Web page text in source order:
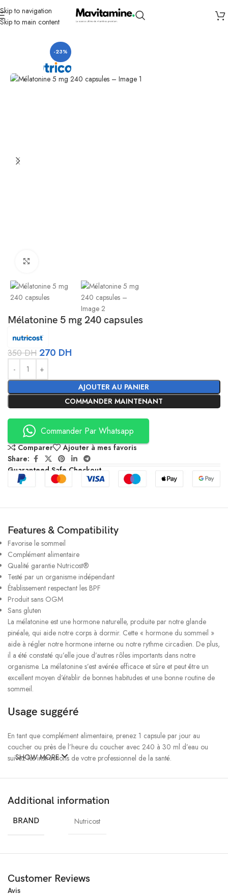
Skip to navigation
Skip to main content
Accueil Compléments
-23%
Mélatonine 5 mg 240 capsules
350DH 270 DH
AJOUTER AU PANIER
COMMANDER MAINTENANT
Alternative:
Commander Par Whatsapp
Comparer
Ajouter à mes favoris
Share:
Guaranteed Safe Checkout
Features & Compatibility
Favorise le sommeil
Complément alimentaire
Qualité garantie Nutricost®
Testé par un organisme indépendant
Établissement respectant les BPF
Produit sans OGM
Sans gluten
La mélatonine est une hormone naturelle, produite par notre glande
pinéale, qui aide notre corps à dormir. Cette « hormone du sommeil »
aide à régler notre hormone interne ou notre rythme circadien. De plus,
il a été constaté qu’elle joue d’autres rôles importants dans notre
organisme. La mélatonine s’est avérée efficace et sûre et peut être un
excellent moyen d’établir de bonnes habitudes et une bonne routine de
sommeil.
Usage suggéré
En tant que complément alimentaire, prenez 1 capsule par jour au
coucher ou près de l’heure du coucher avec 240 à 30 ml d’eau ou
suivez les instructions de votre professionnel de la santé.
SHOW MORE
Additional information
BRAND Nutricost
Customer Reviews
Avis